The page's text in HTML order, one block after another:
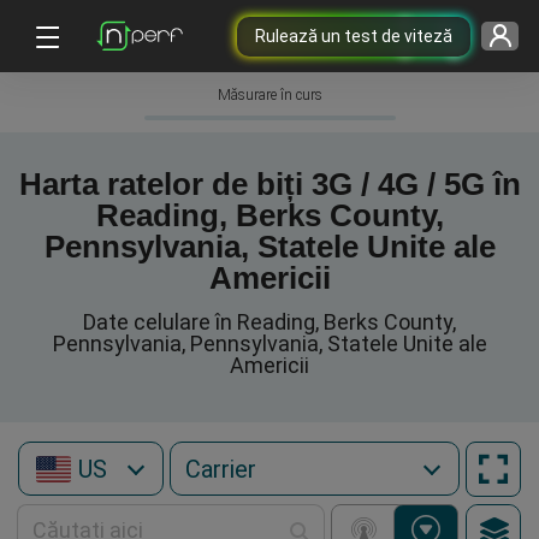
Rulează un test de viteză
Măsurare în curs
Harta ratelor de biți 3G / 4G / 5G în
Reading, Berks County,
Pennsylvania, Statele Unite ale
Americii
Date celulare în Reading, Berks County,
Pennsylvania, Pennsylvania, Statele Unite ale
Americii
US